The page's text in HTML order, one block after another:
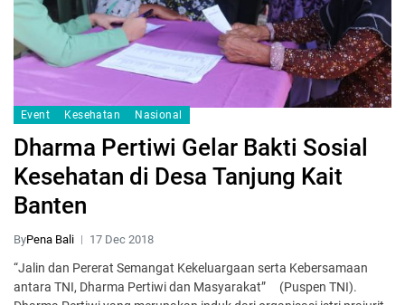
Event Kesehatan Nasional
Dharma Pertiwi Gelar Bakti Sosial
Kesehatan di Desa Tanjung Kait
Banten
ByPena Bali 17 Dec 2018
“Jalin dan Pererat Semangat Kekeluargaan serta Kebersamaan
antara TNI, Dharma Pertiwi dan Masyarakat” (Puspen TNI).